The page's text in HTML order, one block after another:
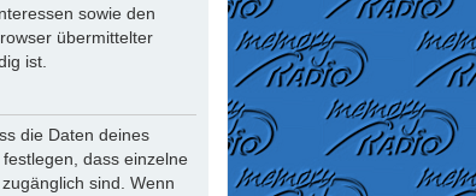
sowie den
übermittelter
ist.
die Daten deines
dass einzelne
sind. Wenn